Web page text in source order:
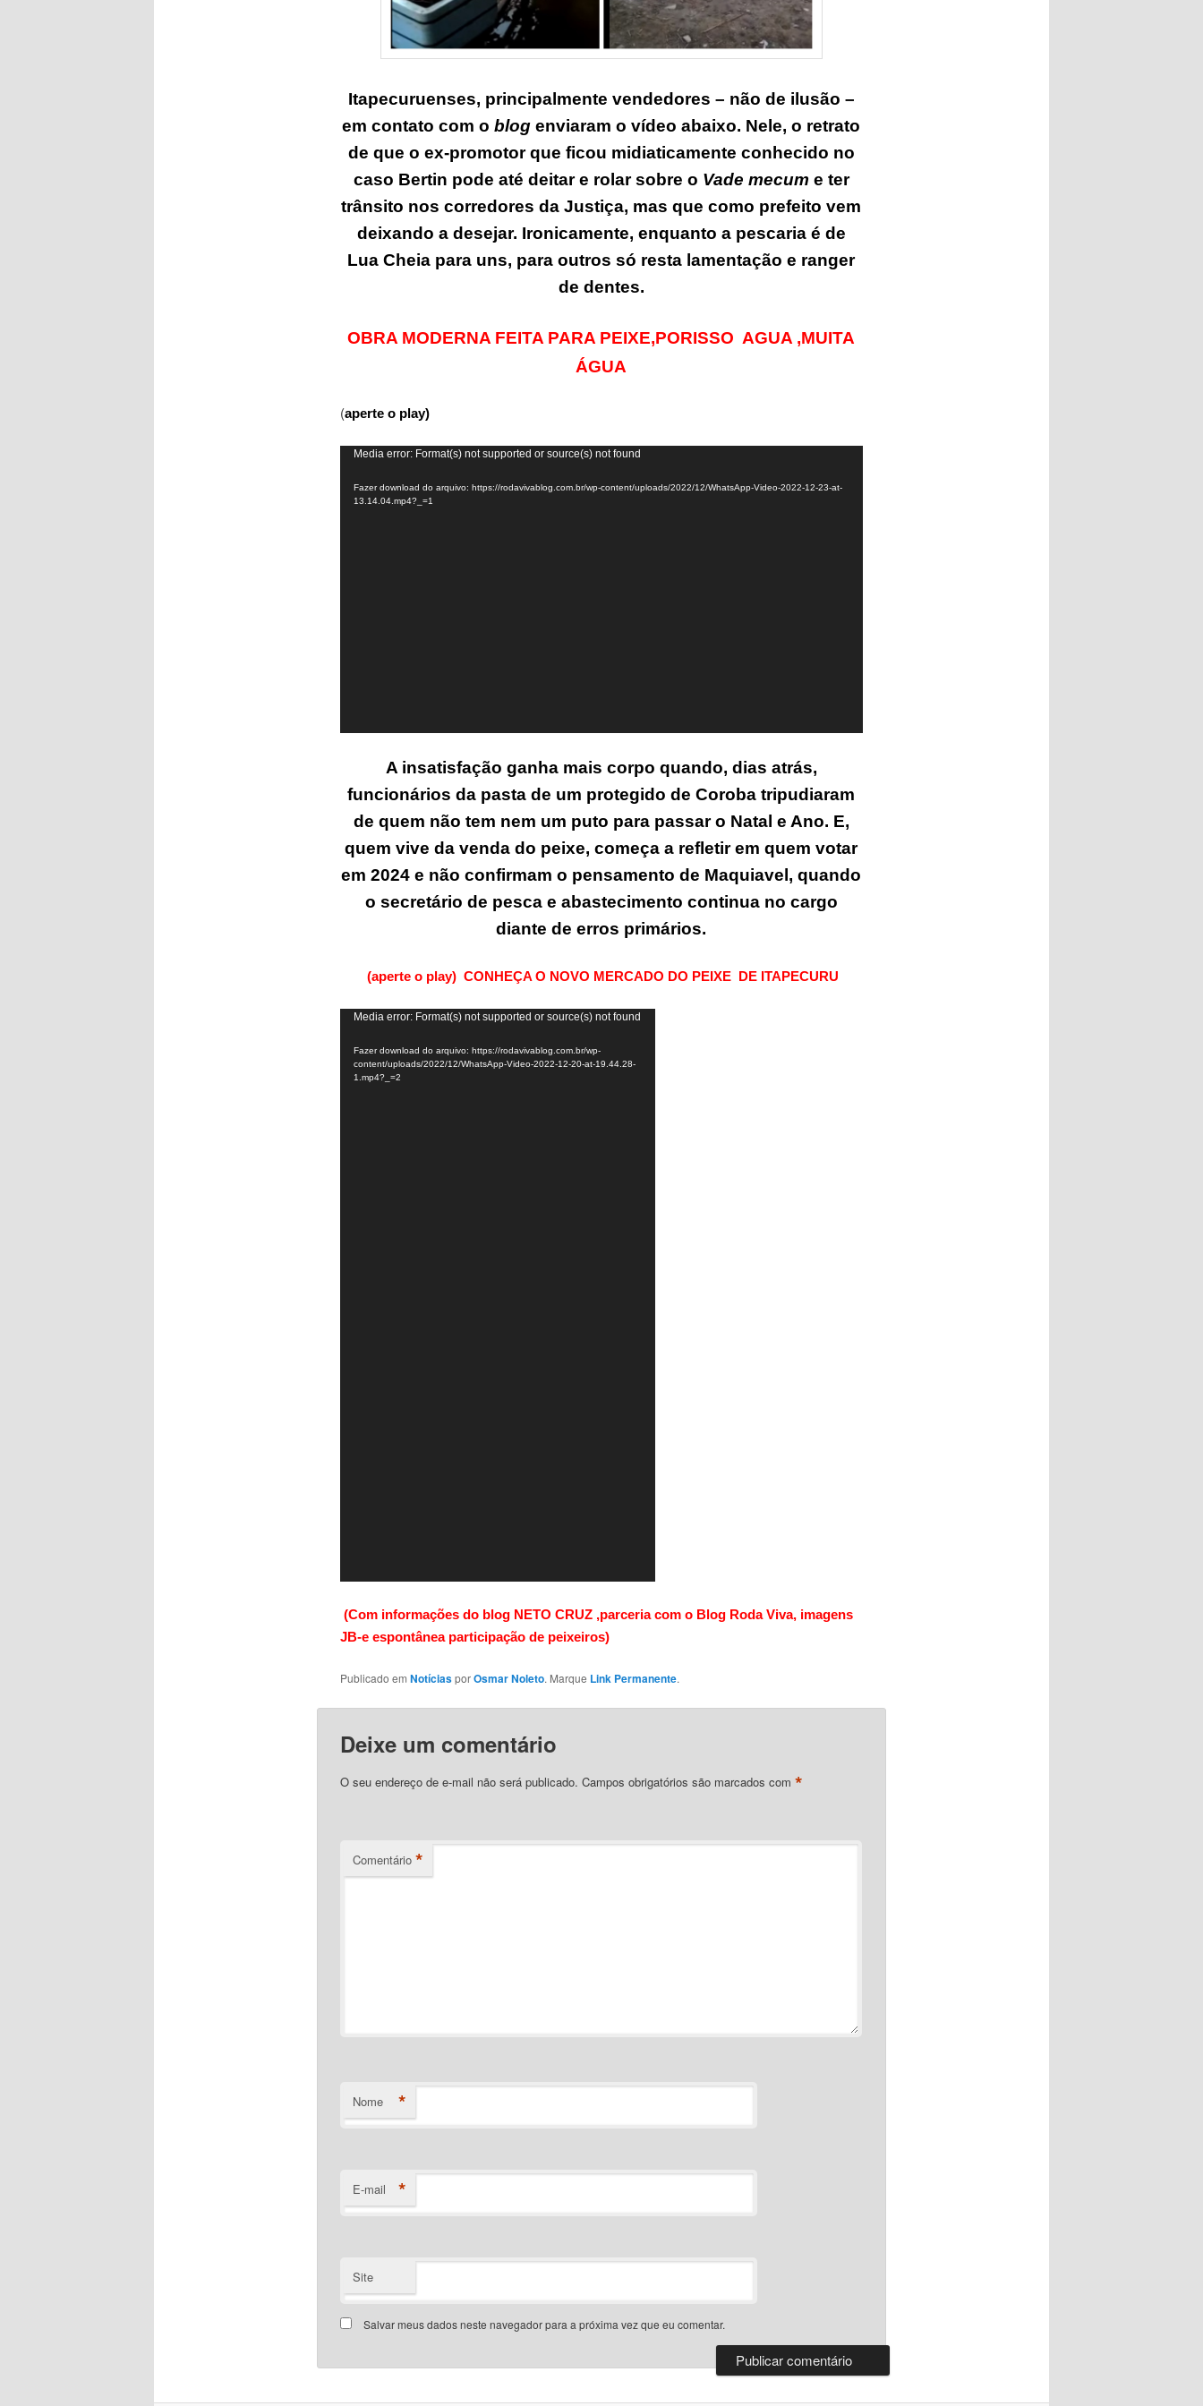
Itapecuruenses, principalmente vendedores – não de ilusão –
em contato com oblog enviaram o vídeo abaixo. Nele, o retrato
de que o ex-promotor que ficou midiaticamente conhecido no
caso Bertin pode até deitar e rolar sobre o Vade mecum e ter
trânsito nos corredores da Justiça, mas que como prefeito vem
deixando a desejar. Ironicamente, enquanto a pescaria é de
Lua Cheia para uns, para outros só resta lamentação e ranger
de dentes.
OBRA MODERNA FEITA PARA PEIXE,PORISSO AGUA ,MUITA
ÁGUA
(aperte o play)
Tocador
vídeo
Media error: Format(s) not supported or source(s) not found
Fazer download do arquivo: https://rodavivablog.com.br/wp-content/uploads/2022/12/WhatsApp-Video-2022-12-23-at-
13.14.04.mp4?_=1
A insatisfação ganha mais corpo quando, dias atrás,
funcionários da pasta de um protegido de Coroba tripudiaram
de quem não tem nem um puto para passar o Natal e Ano. E,
quem vive da venda do peixe, começa a refletir em quem votar
em 2024 e não confirmam o pensamento de Maquiavel, quando
o secretário de pescae abastecimento continua no cargo
diante de erros primários.
(aperte o play) CONHEÇA O NOVO MERCADO DO PEIXE DE ITAPECURU
Tocador
vídeo
Media error: Format(s) not supported or source(s) not found
Fazer download do arquivo: https://rodavivablog.com.br/wp-
content/uploads/2022/12/WhatsApp-Video-2022-12-20-at-19.44.28-
1.mp4?_=2
(Com informações do blog NETO CRUZ ,parceria com o Blog Roda Viva, imagens
JB-e espontânea participação de peixeiros)
Publicado em NotíciasporOsmar Noleto. Marque Link Permanente.
Deixe um comentário
O seu endereço de e-mail não será publicado. Campos obrigatórios são marcados com *
Comentário *
Nome *
E-mail *
Site
Salvar meus dados neste navegador para a próxima vez que eu comentar.